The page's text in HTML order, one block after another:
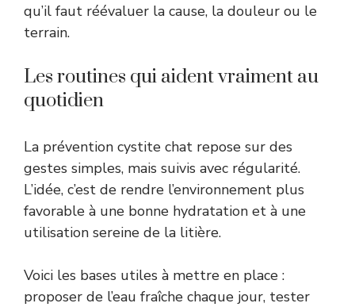
qu’il faut réévaluer la cause, la douleur ou le
terrain.
Les routines qui aident vraiment au
quotidien
La prévention cystite chat repose sur des
gestes simples, mais suivis avec régularité.
L’idée, c’est de rendre l’environnement plus
favorable à une bonne hydratation et à une
utilisation sereine de la litière.
Voici les bases utiles à mettre en place :
proposer de l’eau fraîche chaque jour, tester